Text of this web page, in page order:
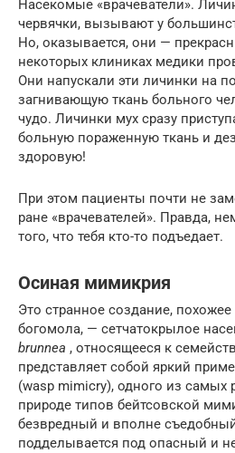
Насекомые «врачеватели».
чер­вячки, вызывают у
Но, ока­зывается, они —
некоторых клини­ках медики
Они напускали эти личин­ки на
загнивающую ткань больного
чудо. Личинки мух сразу
больную пораженную ткань и
здоровую!
При этом пациенты почти не
ране «вра­чевателей». Правда,
того, что тебя кто-то подъедает.
Осиная мимикрия
Это странное создание,
богомола, — сетчатокрылое
brunnea , относящееся к
представляет собой яркий
(wasp mimicry), одного из самых
природе типов бейтсовской
безвредный и вполне
подделывается под опасный и